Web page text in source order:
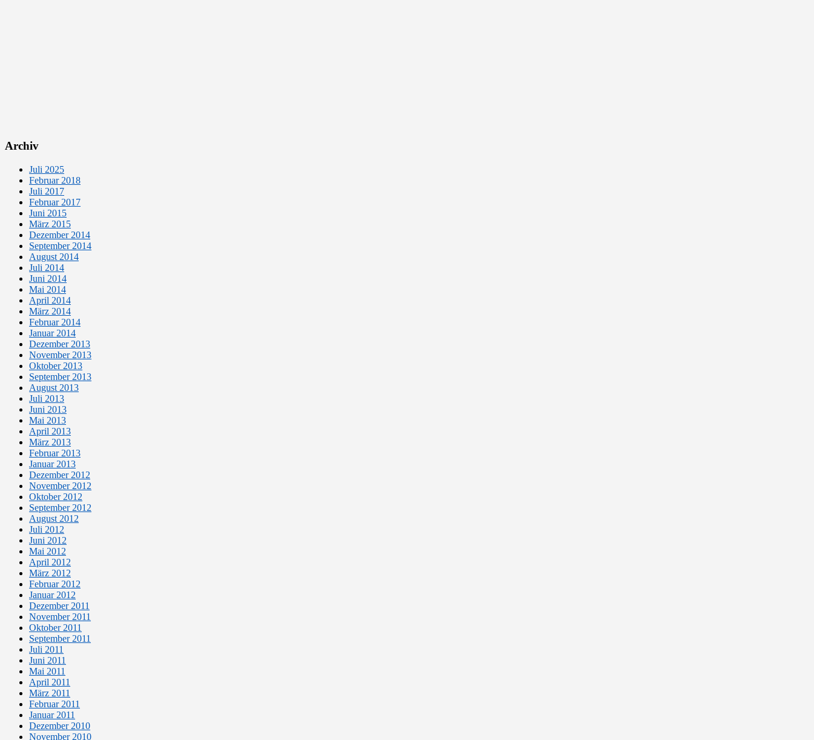
Archiv
Juli 2025
Februar 2018
Juli 2017
Februar 2017
Juni 2015
März 2015
Dezember 2014
September 2014
August 2014
Juli 2014
Juni 2014
Mai 2014
April 2014
März 2014
Februar 2014
Januar 2014
Dezember 2013
November 2013
Oktober 2013
September 2013
August 2013
Juli 2013
Juni 2013
Mai 2013
April 2013
März 2013
Februar 2013
Januar 2013
Dezember 2012
November 2012
Oktober 2012
September 2012
August 2012
Juli 2012
Juni 2012
Mai 2012
April 2012
März 2012
Februar 2012
Januar 2012
Dezember 2011
November 2011
Oktober 2011
September 2011
Juli 2011
Juni 2011
Mai 2011
April 2011
März 2011
Februar 2011
Januar 2011
Dezember 2010
November 2010